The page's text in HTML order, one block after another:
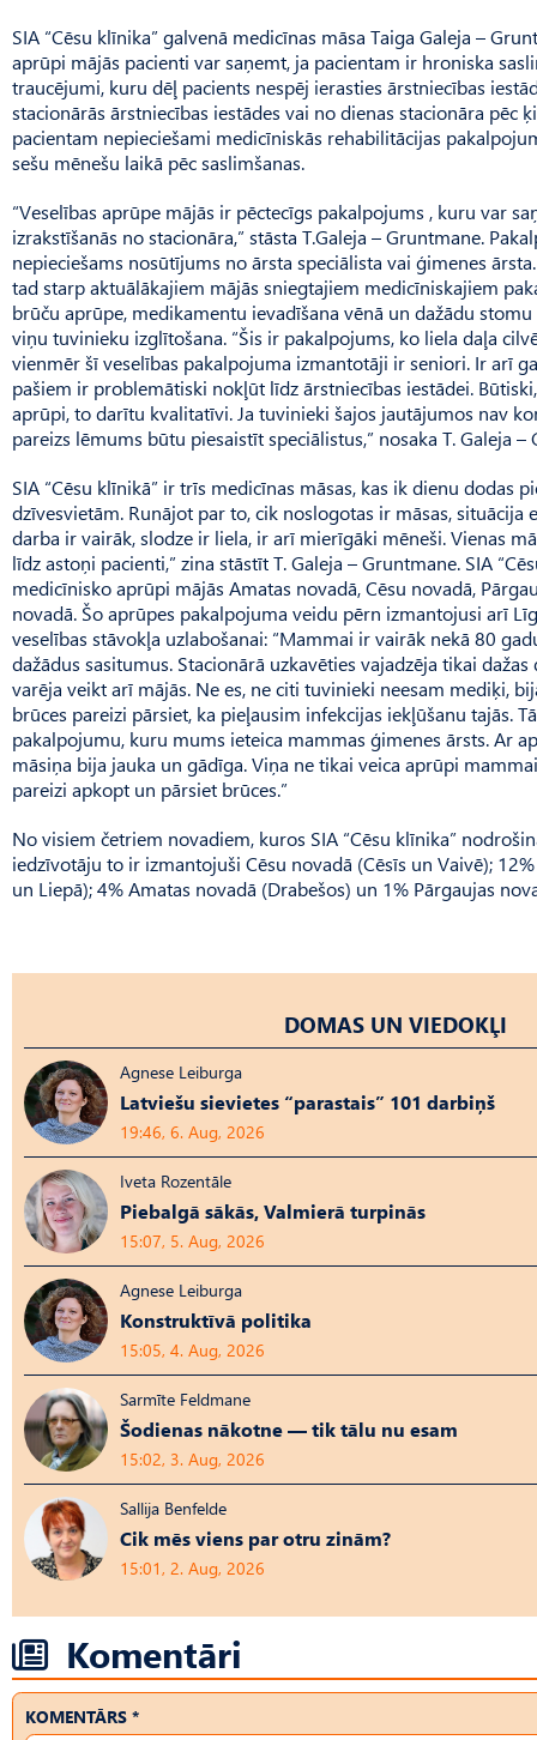
SIA “Cēsu klīnika” galvenā medicīnas māsa Taiga Galeja –
aprūpi mājās pacienti var saņemt, ja pacientam ir hroniska
traucējumi, kuru dēļ pacients nespēj ierasties ārstniecības
stacionārās ārstniecības iestādes vai no dienas stacionāra pēc
pacientam nepieciešami medicīniskās rehabilitācijas
sešu mēnešu laikā pēc saslimšanas.
“Veselības aprūpe mājās ir pēctecīgs pakalpojums , kuru var
izrakstīšanās no stacionāra,” stāsta T.Galeja – Gruntmane.
nepieciešams nosūtījums no ārsta speciālista vai ģimenes
tad starp aktuālākajiem mājās sniegtajiem medicīniskajiem
brūču aprūpe, medikamentu ievadīšana vēnā un dažādu
viņu tuvinieku izglītošana. “Šis ir pakalpojums, ko liela daļa
vienmēr šī veselības pakalpojuma izmantotāji ir seniori. Ir arī
pašiem ir problemātiski nokļūt līdz ārstniecības iestādei.
aprūpi, to darītu kvalitatīvi. Ja tuvinieki šajos jautājumos nav
pareizs lēmums būtu piesaistīt speciālistus,” nosaka T. Galeja –
SIA “Cēsu klīnikā” ir trīs medicīnas māsas, kas ik dienu dodas
dzīvesvietām. Runājot par to, cik noslogotas ir māsas, situācija
darba ir vairāk, slodze ir liela, ir arī mierīgāki mēneši. Vienas
līdz astoņi pacienti,” zina stāstīt T. Galeja – Gruntmane. SIA
medicīnisko aprūpi mājās Amatas novadā, Cēsu novadā,
novadā. Šo aprūpes pakalpojuma veidu pērn izmantojusi arī
veselības stāvokļa uzlabošanai: “Mammai ir vairāk nekā 80
dažādus sasitumus. Stacionārā uzkavēties vajadzēja tikai
varēja veikt arī mājās. Ne es, ne citi tuvinieki neesam mediķi,
brūces pareizi pārsiet, ka pieļausim infekcijas iekļūšanu tajās.
pakalpojumu, kuru mums ieteica mammas ģimenes ārsts. Ar
māsiņa bija jauka un gādīga. Viņa ne tikai veica aprūpi
pareizi apkopt un pārsiet brūces.”
No visiem četriem novadiem, kuros SIA “Cēsu klīnika”
iedzīvotāju to ir izmantojuši Cēsu novadā (Cēsīs un Vaivē);
un Liepā); 4% Amatas novadā (Drabešos) un 1% Pārgaujas
DOMAS UN VIEDOKĻI
Agnese Leiburga
Latviešu sievietes “parastais” 101 darbiņš
19:46, 6. Aug, 2026
Iveta Rozentāle
Piebalgā sākās, Valmierā turpinās
15:07, 5. Aug, 2026
Agnese Leiburga
Konstruktīvā politika
15:05, 4. Aug, 2026
Sarmīte Feldmane
Šodienas nākotne — tik tālu nu esam
15:02, 3. Aug, 2026
Sallija Benfelde
Cik mēs viens par otru zinām?
15:01, 2. Aug, 2026
Komentāri
KOMENTĀRS *